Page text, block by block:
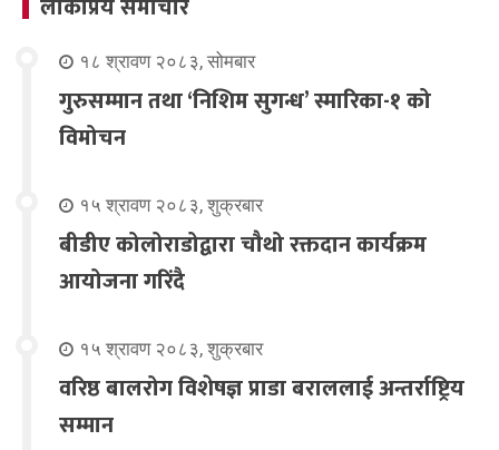
१८ श्रावण २०८३, सोमबार
गुरुसम्मान तथा ‘निशिम सुगन्ध’ स्मारिका-१ को
विमोचन
१५ श्रावण २०८३, शुक्रबार
बीडीए कोलोराडोद्वारा चौथो रक्तदान कार्यक्रम
आयोजना गरिंदै
१५ श्रावण २०८३, शुक्रबार
वरिष्ठ बालरोग विशेषज्ञ प्राडा बराललाई अन्तर्राष्ट्रिय
सम्मान